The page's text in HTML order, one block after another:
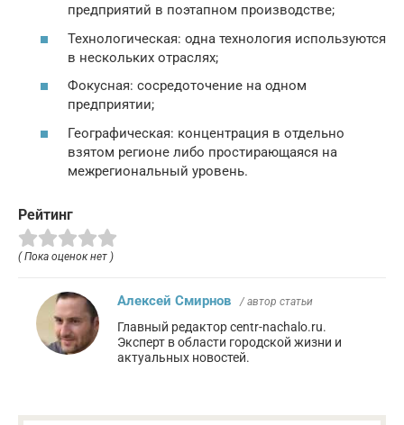
предприятий в поэтапном производстве;
Технологическая: одна технология используются
в нескольких отраслях;
Фокусная: сосредоточение на одном
предприятии;
Географическая: концентрация в отдельно
взятом регионе либо простирающаяся на
межрегиональный уровень.
Рейтинг
( Пока оценок нет )
Алексей Смирнов / автор статьи
Главный редактор centr-nachalo.ru.
Эксперт в области городской жизни и
актуальных новостей.